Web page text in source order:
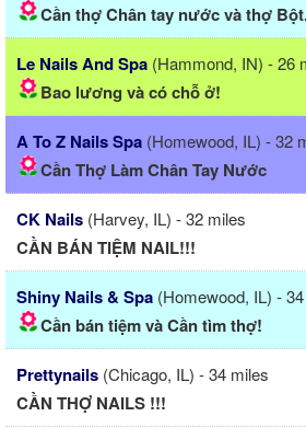
Cần thợ Chân tay nước và thợ
Le Nails And Spa (Hammond, IN) - 26
Bao lương và có chỗ ở!
A To Z Nails Spa (Homewood, IL) - 32
Cần Thợ Làm Chân Tay Nước
CK Nails (Harvey, IL) - 32 miles
CẦN BÁN TIỆM NAIL!!!
Shiny Nails & Spa (Homewood, IL) -
Cần bán tiệm và Cần tìm thợ!
Prettynails (Chicago, IL) - 34 miles
CẦN THỢ NAILS !!!